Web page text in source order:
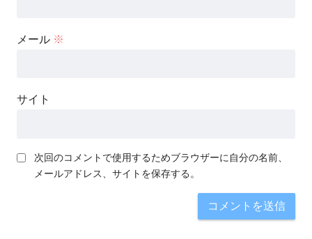
メール ※
サイト
次回のコメントで使用するためブラウザーに自分の名前、
メールアドレス、サイトを保存する。